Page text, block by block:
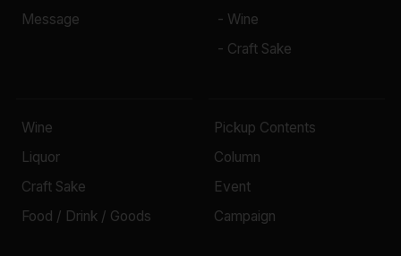
Message
- Wine
- Craft Sake
Wine
Liquor
Craft Sake
Food / Drink / Goods
Pickup Contents
Column
Event
Campaign